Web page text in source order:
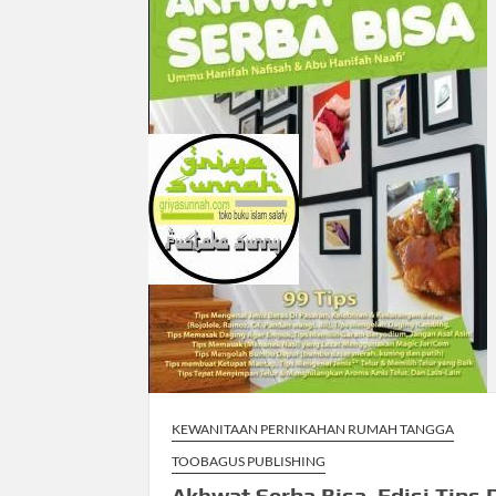
KEWANITAAN PERNIKAHAN RUMAH TANGGA
TOOBAGUS PUBLISHING